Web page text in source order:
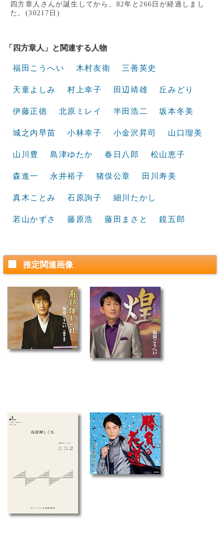
四方章人さんが誕生してから、82年と266日が経過しまし
た。(30217日)
「四方章人」と関連する人物
福田こうへい 木村友衛 三善英史
天童よしみ 村上幸子 田辺靖雄 丘みどり
伊藤正徳 北原ミレイ 半田浩二 坂本冬美
城之内早苗 小林幸子 小金沢昇司 山口瑠美
山川豊 島津ゆたか 春日八郎 松山恵子
森進一 永井裕子 猪俣公章 田川寿美
真木ことみ 石原詢子 細川たかし
若山かずさ 藤原浩 藤田まさと 鏡五郎
推定関連画像